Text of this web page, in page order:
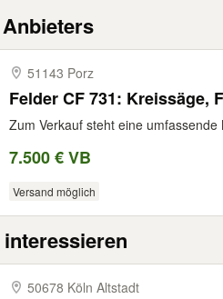
51143 Porz
Felder CF 731: Kreissäge,
Zum Verkauf steht eine
7.500 € VB
Versand möglich
50678 Köln Altstadt